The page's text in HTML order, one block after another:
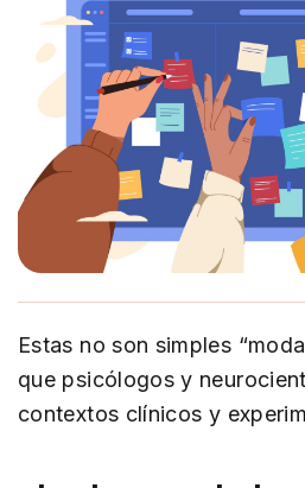
Estas no son simples
que psicólogos y
contextos clínicos y